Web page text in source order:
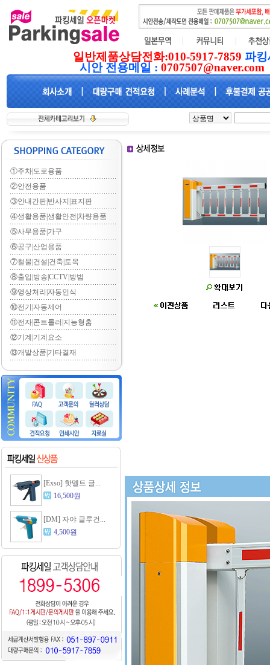
일반제품상담전화:010-5917-7859 파
시안 전용메일 : 0707507@naver.com
①주차|도로용품
②안전용품
③안내간판|반사지|표지판
④생활용품|생활안전|차량용품
⑤사무용품|가구
⑥공구|산업용품
⑦철물|건설|건축|토목
⑧출입|방송|CCTV|방범
⑨영상처리|자동인식
⑩전기|자동제어
⑪전자|콘트롤러|지능형홈
⑫기계|기계요소
⑬개발상품|기타결재
[Exso] 핫멜트 글...
16,500원
[DM] 자야 글루건...
4,500원